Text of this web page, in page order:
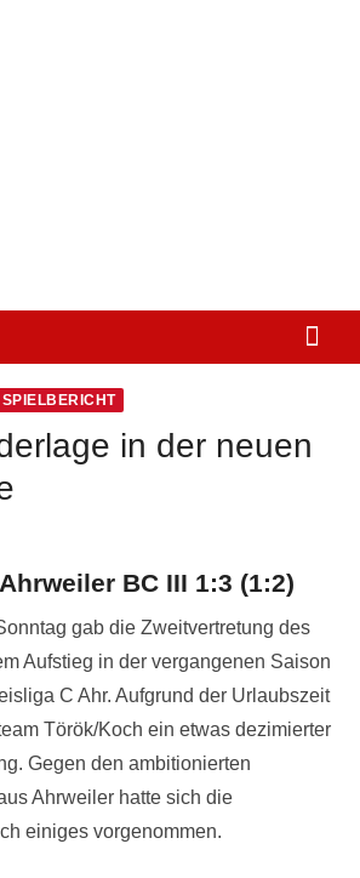
SPIELBERICHT
in der neuen
BC III 1:3 (1:2)
gab die Zweitvertretung des
Aufstieg in der vergangenen Saison
C Ahr. Aufgrund der Urlaubszeit
Török/Koch ein etwas dezimierter
Gegen den ambitionierten
Ahrweiler hatte sich die
einiges vorgenommen.